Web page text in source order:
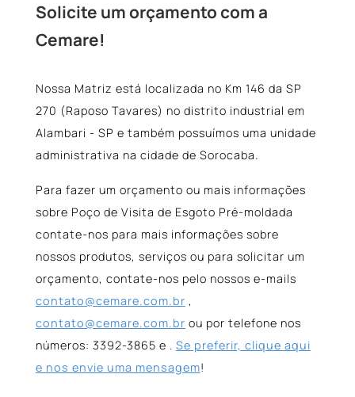
Solicite um orçamento com a
Cemare!
Nossa Matriz está localizada no Km 146 da SP
270 (Raposo Tavares) no distrito industrial em
Alambari - SP e também possuímos uma unidade
administrativa na cidade de Sorocaba.
Para fazer um orçamento ou mais informações
sobre Poço de Visita de Esgoto Pré-moldada
contate-nos para mais informações sobre
nossos produtos, serviços ou para solicitar um
orçamento, contate-nos pelo nossos e-mails
contato@cemare.com.br ,
contato@cemare.com.br ou por telefone nos
números: 3392-3865 e . Se preferir, clique aqui
e nos envie uma mensagem!